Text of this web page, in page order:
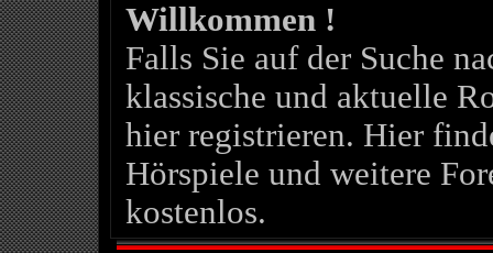
Willkommen !
Falls Sie auf der Suche
klassische und aktuelle
hier registrieren. Hier
Hörspiele und weitere
kostenlos.